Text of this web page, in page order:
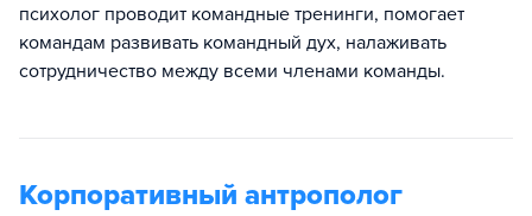
психолог проводит командные тренинги, помогает
командам развивать командный дух, налаживать
сотрудничество между всеми членами команды.
Корпоративный антрополог